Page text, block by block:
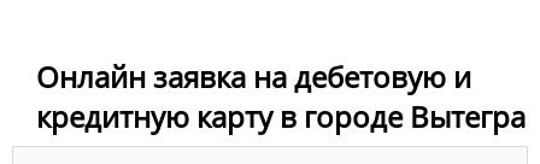
Онлайн заявка на дебетовую и
кредитную карту в городе Вытегра